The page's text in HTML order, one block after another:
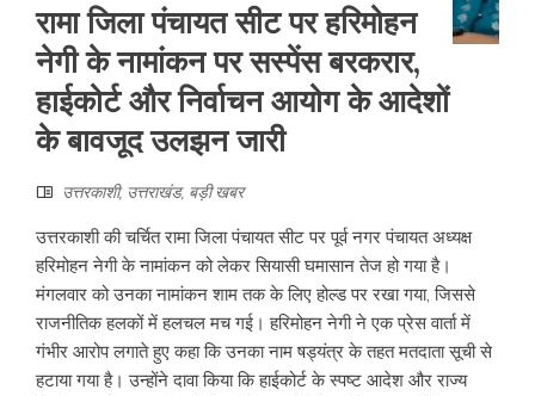
रामा जिला पंचायत सीट पर हरिमोहन
नेगी के नामांकन पर सस्पेंस बरकरार,
हाईकोर्ट और निर्वाचन आयोग के आदेशों
के बावजूद उलझन जारी
उत्तरकाशी, उत्तराखंड, बड़ी खबर
उत्तरकाशी की चर्चित रामा जिला पंचायत सीट पर पूर्व नगर पंचायत अध्यक्ष
हरिमोहन नेगी के नामांकन को लेकर सियासी घमासान तेज हो गया है।
मंगलवार को उनका नामांकन शाम तक के लिए होल्ड पर रखा गया, जिससे
राजनीतिक हलकों में हलचल मच गई। हरिमोहन नेगी ने एक प्रेस वार्ता में
गंभीर आरोप लगाते हुए कहा कि उनका नाम षड्यंत्र के तहत मतदाता सूची से
हटाया गया है। उन्होंने दावा किया कि हाईकोर्ट के स्पष्ट आदेश और राज्य